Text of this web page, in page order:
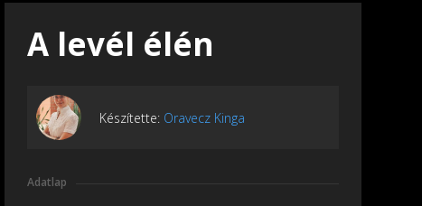
A levél élén
Készítette: Oravecz Kinga
Adatlap